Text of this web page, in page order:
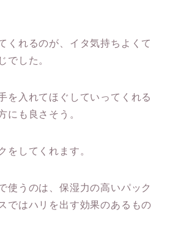
くれるのが、イタ気持ちよくて
でした。
を入れてほぐしていってくれる
にも良さそう。
をしてくれます。
使うのは、保湿力の高いパック
ではハリを出す効果のあるもの